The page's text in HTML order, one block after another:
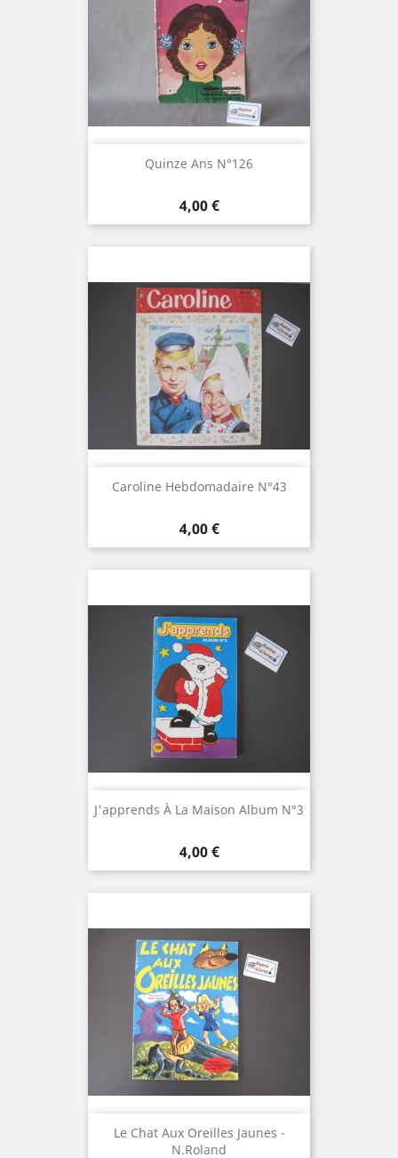
Quinze Ans N°126
Prix
4,00 €
Caroline Hebdomadaire N°43
Prix
4,00 €
J'apprends À La Maison Album N°3
Prix
4,00 €
Le Chat Aux Oreilles Jaunes -
N.Roland